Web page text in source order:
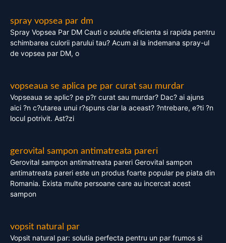
spray vopsea par dm
Spray Vopsea Par DM Cauti o solutie eficienta si rapida pentru
schimbarea culorii parului tau? Acum ai la indemana spray-ul
de vopsea par DM, o
vopseaua se aplica pe par curat sau murdar
Vopseaua se aplic? pe p?r curat sau murdar? Dac? ai ajuns
aici ?n c?utarea unui r?spuns clar la aceast? ?ntrebare, e?ti ?n
locul potrivit. Ast?zi
gerovital sampon antimatreata pareri
Gerovital sampon antimatreata pareri Gerovital sampon
antimatreata pareri este un produs foarte popular pe piata din
Romania. Exista multe persoane care au incercat acest
sampon
vopsit natural par
Vopsit natural par: solutia perfecta pentru un par frumos si